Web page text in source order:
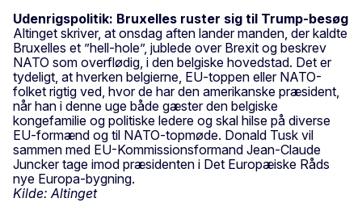
Udenrigspolitik: Bruxelles ruster sig til Trump-besøg
Altinget skriver, at onsdag aften lander manden, der kaldte
Bruxelles et ”hell-hole”, jublede over Brexit og beskrev
NATO som overflødig, i den belgiske hovedstad. Det er
tydeligt, at hverken belgierne, EU-toppen eller NATO-
folket rigtig ved, hvor de har den amerikanske præsident,
når han i denne uge både gæster den belgiske
kongefamilie og politiske ledere og skal hilse på diverse
EU-formænd og til NATO-topmøde. Donald Tusk vil
sammen med EU-Kommissionsformand Jean-Claude
Juncker tage imod præsidenten i Det Europæiske Råds
nye Europa-bygning.
Kilde: Altinget